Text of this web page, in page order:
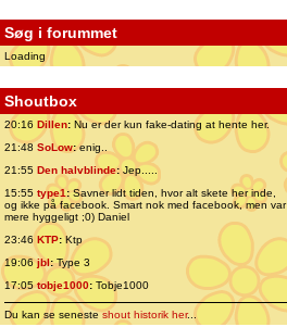
Søg i forummet
Loading
Shoutbox
20:16 Dillen: Nu er der kun fake-dating at hente her.
21:48 SoLow:enig..
21:55 Den halvblinde:Jep.....
15:55 type1:Savner lidt tiden, hvor alt skete her inde,
og ikke på facebook. Smart nok med facebook, men var
mere hyggeligt ;0) Daniel
23:46 KTP:Ktp
19:06jbl:Type 3
17:05tobje1000: Tobje1000
Du kan se senesteshout historik her...